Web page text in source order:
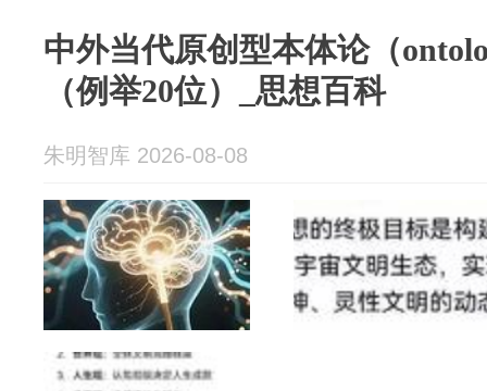
中外当代原创型本体论（
（例举20位）_思想百科
朱明智库 2026-08-08